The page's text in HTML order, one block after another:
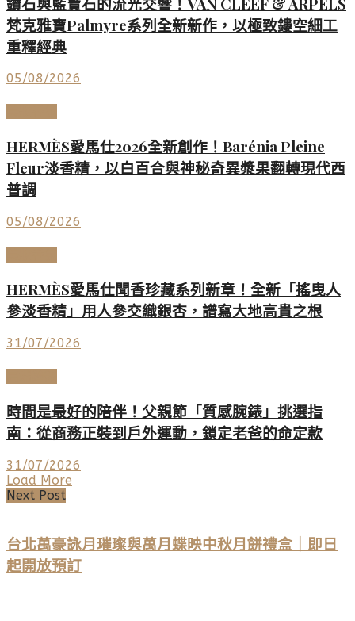
梵克雅寶Palmyre系列全新新作，以極致鏤空細工
重釋經典
05/08/2026
HERMÈS愛馬仕2026全新創作！Barénia Pleine
Fleur淡香精，以白百合與神秘奇異漿果翻轉現代西
普調
05/08/2026
HERMÈS愛馬仕聞香珍藏系列新章！全新「搖曳人
參淡香精」用人參交織銀杏，譜寫大地高貴之根
31/07/2026
時間是最好的陪伴！父親節「質感腕錶」挑選指
南：從商務正裝到戶外運動，鎖定老爸的命定款
31/07/2026
Load More
Next Post
台北萬豪詠月璀璨與萬月蝶映中秋月餅禮盒｜即日
起開放預訂